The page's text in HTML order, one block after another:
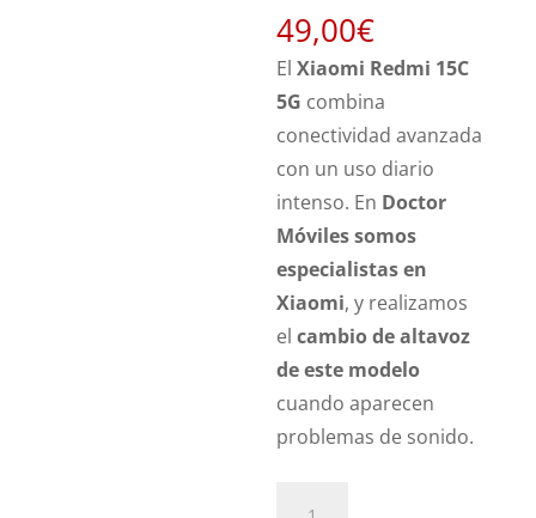
49,00€
ElXiaomi Redmi 15C
5G combina
conectividad avanzada
con un uso diario
intenso. En Doctor
Móviles somos
especialistas en
Xiaomi, y realizamos
elcambio de altavoz
de este modelo
cuando aparecen
problemas de sonido.